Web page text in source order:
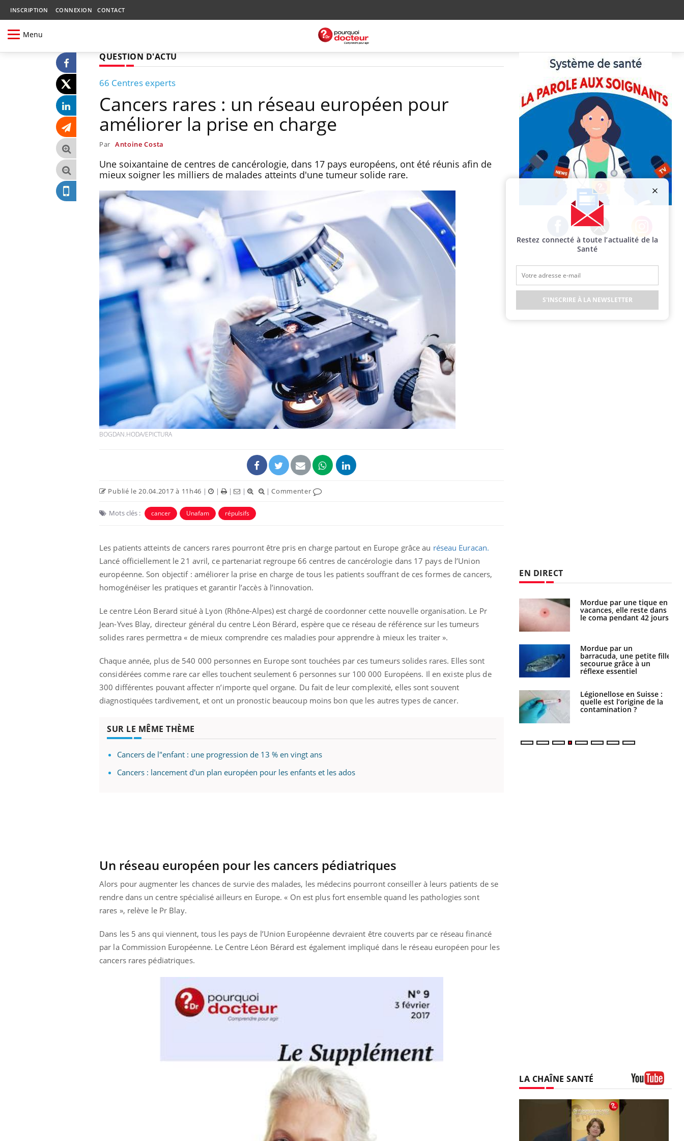
INSCRIPTION CONNEXION CONTACT
Menu
QUESTION D'ACTU
66 Centres experts
Cancers rares : un réseau européen pour
améliorer la prise en charge
Par Antoine Costa
Une soixantaine de centres de cancérologie, dans 17 pays européens, ont été réunis afin de
mieux soigner les milliers de malades atteints d'une tumeur solide rare.
BOGDAN.HODA/EPICTURA
Publié le 20.04.2017 à 11h46 | | | | |Commenter
Mots clés : cancer Unafam répulsifs
Les patients atteints de cancers rares pourront être pris en charge partout en Europe grâce au réseau Euracan.
Lancé officiellement le 21 avril, ce partenariat regroupe 66 centres de cancérologie dans 17 pays de l’Union
européenne. Son objectif : améliorer la prise en charge de tous les patients souffrant de ces formes de cancers,
homogénéiser les pratiques et garantir l’accès à l’innovation.
Le centre Léon Berard situé à Lyon (Rhône-Alpes) est chargé de coordonner cette nouvelle organisation. Le Pr
Jean-Yves Blay, directeur général du centre Léon Bérard, espère que ce réseau de référence sur les tumeurs
solides rares permettra « de mieux comprendre ces maladies pour apprendre à mieux les traiter ».
Chaque année, plus de 540 000 personnes en Europe sont touchées par ces tumeurs solides rares. Elles sont
considérées comme rare car elles touchent seulement 6 personnes sur 100 000 Européens. Il en existe plus de
300 différentes pouvant affecter n’importe quel organe. Du fait de leur complexité, elles sont souvent
diagnostiquées tardivement, et ont un pronostic beaucoup moins bon que les autres types de cancer.
SUR LE MÊME THÈME
Cancers de l"enfant : une progression de 13 % en vingt ans
Cancers : lancement d'un plan européen pour les enfants et les ados
Un réseau européen pour les cancers pédiatriques
Alors pour augmenter les chances de survie des malades, les médecins pourront conseiller à leurs patients de se
rendre dans un centre spécialisé ailleurs en Europe. « On est plus fort ensemble quand les pathologies sont
rares », relève le Pr Blay.
Dans les 5 ans qui viennent, tous les pays de l’Union Européenne devraient être couverts par ce réseau financé
par la Commission Européenne. Le Centre Léon Bérard est également impliqué dans le réseau européen pour les
cancers rares pédiatriques.
Facebook Twitter Instagram
EN DIRECT
gâche-t-il les premiers
pourquoi le risque de
noyade grimpe-t-il ?
Le Viagra pourrait-il
freiner la propagation du
de protéines pourrait
finalement être bénéfique
que dit la science
Le smartphone nuit-il à
l'apprentissage de la
Mordue par une tique en
vacances, elle reste dans
le coma pendant 42 jours
Mordue par un
barracuda, une petite fille
secourue grâce à un
réflexe essentiel
Légionellose en Suisse :
quelle est l’origine de la
contamination ?
Allergies alimentaires :
une nouvelle arme contre
les réactions sévères
Comment gérer le
sommeil des enfants en
vacances ?
Bilan prévention : ce que
les kinés pourront
bientôt faire
LA CHAÎNE SANTÉ
Restez connecté à toute l’actualité de la
Santé
S'INSCRIRE À LA NEWSLETTER